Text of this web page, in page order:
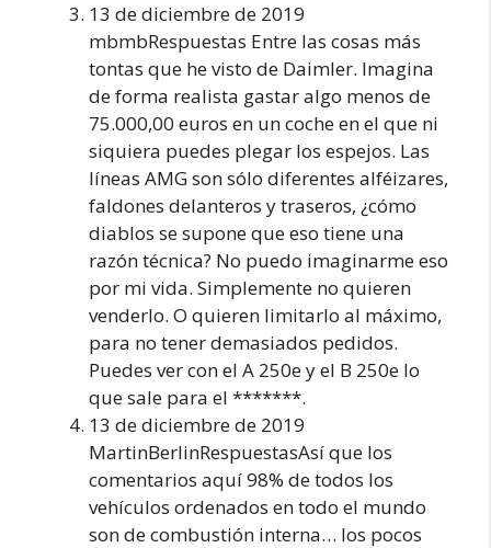
13 de diciembre de 2019
mbmbRespuestas Entre las cosas más
tontas que he visto de Daimler. Imagina
de forma realista gastar algo menos de
75.000,00 euros en un coche en el que ni
siquiera puedes plegar los espejos. Las
líneas AMG son sólo diferentes alféizares,
faldones delanteros y traseros, ¿cómo
diablos se supone que eso tiene una
razón técnica? No puedo imaginarme eso
por mi vida. Simplemente no quieren
venderlo. O quieren limitarlo al máximo,
para no tener demasiados pedidos.
Puedes ver con el A 250e y el B 250e lo
que sale para el *******.
13 de diciembre de 2019
MartinBerlinRespuestasAsí que los
comentarios aquí 98% de todos los
vehículos ordenados en todo el mundo
son de combustión interna… los pocos